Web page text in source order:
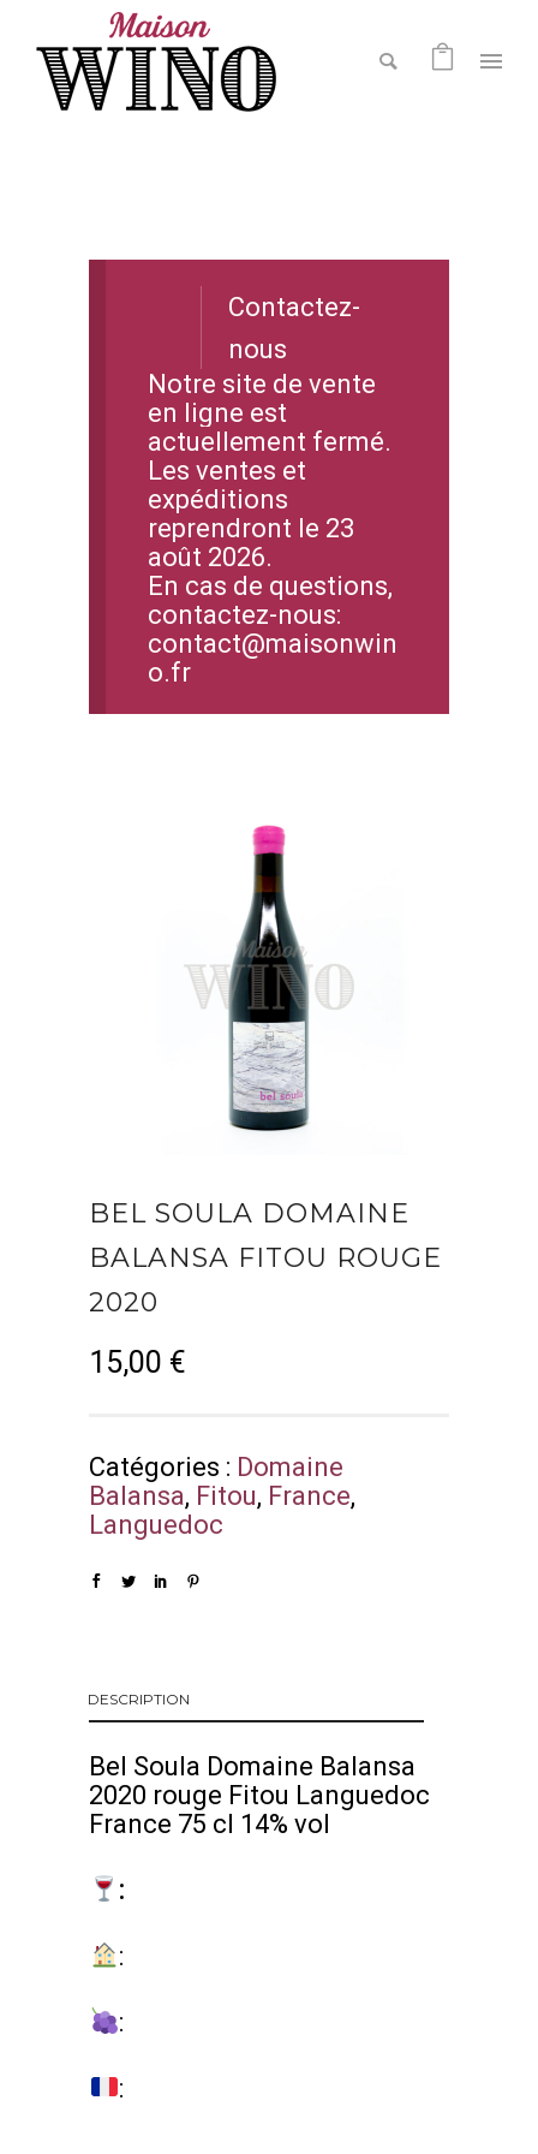
Contactez-
nous
Notre site de vente
en ligne est
actuellement fermé.
Les ventes et
expéditions
reprendront le 23
août 2026.
En cas de questions,
contactez-nous:
contact@maisonwin
o.fr
BEL SOULA DOMAINE
BALANSA FITOU ROUGE
2020
15,00 €
Catégories : Domaine
Balansa, Fitou, France,
Languedoc
DESCRIPTION
Bel Soula Domaine Balansa
2020 rouge Fitou Languedoc
France 75 cl 14% vol
:
:
:
: